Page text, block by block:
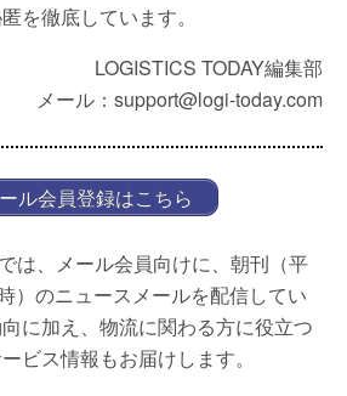
を徹底しています。
LOGISTICS TODAY編集部
メール：support@logi-today.com
ル会員登録はこちら
は、メール会員向けに、朝刊（平
）のニュースメールを配信してい
に加え、物流に関わる方に役立つ
ビス情報もお届けします。